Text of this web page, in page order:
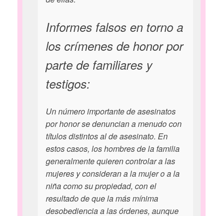
Informes falsos en torno a
los crímenes de honor por
parte de familiares y
testigos:
Un número importante de asesinatos
por honor se denuncian a menudo con
títulos distintos al de asesinato. En
estos casos, los hombres de la familia
generalmente quieren controlar a las
mujeres y consideran a la mujer o a la
niña como su propiedad, con el
resultado de que la más mínima
desobediencia a las órdenes, aunque